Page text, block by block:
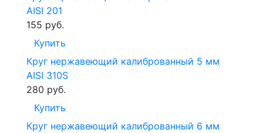
AISI 201
155 руб.
Купить
Круг нержавеющий калиброванный 5 мм
AISI 310S
280 руб.
Купить
Круг нержавеющий калиброванный 6 мм